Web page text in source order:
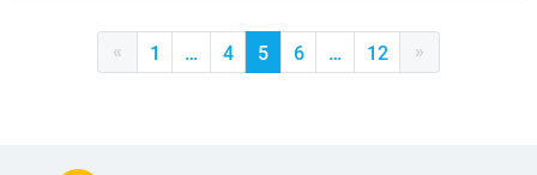
« 1 … 4 5 6 … 12 »